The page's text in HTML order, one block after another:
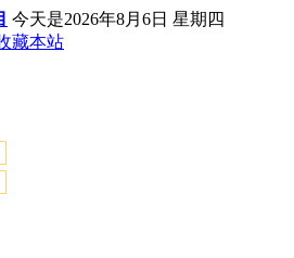
今天是2026年8月6日 星期四
藏本站